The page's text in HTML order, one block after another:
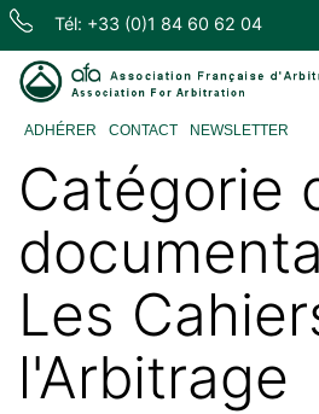
Skip
content
Tél: +33 (0)1 84 60 62 04
d'Arbitrage
ADHÉRER CONTACT NEWSLETTER
Catégorie
Les
l'Arbitrage